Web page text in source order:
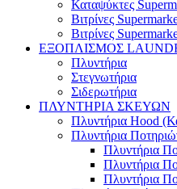
Καταψύκτες
Βιτρίνες
Βιτρίνες
ΕΞΟΠΛΙΣΜΟΣ
Πλυντήρια
Στεγνωτήρια
Σιδερωτήρια
ΠΛΥΝΤΗΡΙΑ ΣΚΕΥΩΝ
Πλυντήρια Hood
Πλυντήρια
Πλυντήρια
Πλυντήρια
Πλυντήρια